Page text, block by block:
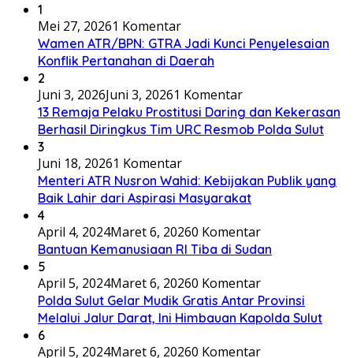
1
Mei 27, 20261 Komentar
Wamen ATR/BPN: GTRA Jadi Kunci Penyelesaian
Konflik Pertanahan di Daerah
2
Juni 3, 2026Juni 3, 20261 Komentar
13 Remaja Pelaku Prostitusi Daring dan Kekerasan
Berhasil Diringkus Tim URC Resmob Polda Sulut
3
Juni 18, 20261 Komentar
Menteri ATR Nusron Wahid: Kebijakan Publik yang
Baik Lahir dari Aspirasi Masyarakat
4
April 4, 2024Maret 6, 20260 Komentar
Bantuan Kemanusiaan RI Tiba di Sudan
5
April 5, 2024Maret 6, 20260 Komentar
Polda Sulut Gelar Mudik Gratis Antar Provinsi
Melalui Jalur Darat, Ini Himbauan Kapolda Sulut
6
April 5, 2024Maret 6, 20260 Komentar